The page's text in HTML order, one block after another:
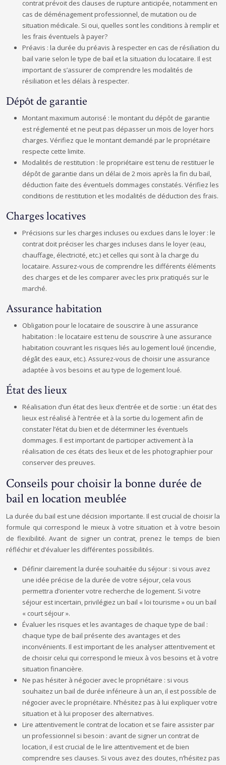
contrat prévoit des clauses de rupture anticipée, notamment en
cas de déménagement professionnel, de mutation ou de
situation médicale. Si oui, quelles sont les conditions à remplir et
les frais éventuels à payer?
Préavis : la durée du préavis à respecter en cas de résiliation du
bail varie selon le type de bail et la situation du locataire. Il est
important de s’assurer de comprendre les modalités de
résiliation et les délais à respecter.
Dépôt de garantie
Montant maximum autorisé : le montant du dépôt de garantie
est réglementé et ne peut pas dépasser un mois de loyer hors
charges. Vérifiez que le montant demandé par le propriétaire
respecte cette limite.
Modalités de restitution : le propriétaire est tenu de restituer le
dépôt de garantie dans un délai de 2 mois après la fin du bail,
déduction faite des éventuels dommages constatés. Vérifiez les
conditions de restitution et les modalités de déduction des frais.
Charges locatives
Précisions sur les charges incluses ou exclues dans le loyer : le
contrat doit préciser les charges incluses dans le loyer (eau,
chauffage, électricité, etc.) et celles qui sont à la charge du
locataire. Assurez-vous de comprendre les différents éléments
des charges et de les comparer avec les prix pratiqués sur le
marché.
Assurance habitation
Obligation pour le locataire de souscrire à une assurance
habitation : le locataire est tenu de souscrire à une assurance
habitation couvrant les risques liés au logement loué (incendie,
dégât des eaux, etc.). Assurez-vous de choisir une assurance
adaptée à vos besoins et au type de logement loué.
État des lieux
Réalisation d’un état des lieux d’entrée et de sortie : un état des
lieux est réalisé à l’entrée et à la sortie du logement afin de
constater l’état du bien et de déterminer les éventuels
dommages. Il est important de participer activement à la
réalisation de ces états des lieux et de les photographier pour
conserver des preuves.
Conseils pour choisir la bonne durée de
bail en location meublée
La durée du bail est une décision importante. Il est crucial de choisir la
formule qui correspond le mieux à votre situation et à votre besoin
de flexibilité. Avant de signer un contrat, prenez le temps de bien
réfléchir et d’évaluer les différentes possibilités.
Définir clairement la durée souhaitée du séjour : si vous avez
une idée précise de la durée de votre séjour, cela vous
permettra d’orienter votre recherche de logement. Si votre
séjour est incertain, privilégiez un bail « loi tourisme » ou un bail
« court séjour ».
Évaluer les risques et les avantages de chaque type de bail :
chaque type de bail présente des avantages et des
inconvénients. Il est important de les analyser attentivement et
de choisir celui qui correspond le mieux à vos besoins et à votre
situation financière.
Ne pas hésiter à négocier avec le propriétaire : si vous
souhaitez un bail de durée inférieure à un an, il est possible de
négocier avec le propriétaire. N’hésitez pas à lui expliquer votre
situation et à lui proposer des alternatives.
Lire attentivement le contrat de location et se faire assister par
un professionnel si besoin : avant de signer un contrat de
location, il est crucial de le lire attentivement et de bien
comprendre ses clauses. Si vous avez des doutes, n’hésitez pas